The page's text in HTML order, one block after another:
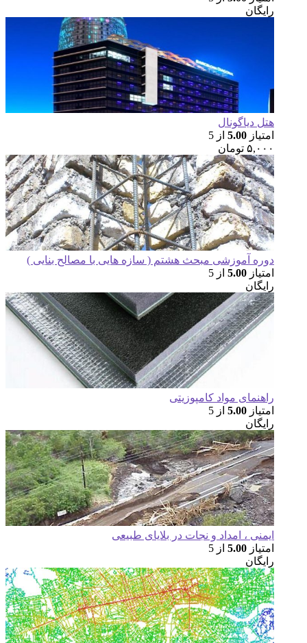
دیاگونال
5.00از 5
تومان
آموزشی مبحث هشتم ( سازه هایی با مصالح بنایی )
5.00از 5
مواد کامپوزیتی
5.00از 5
، امداد و نجات در بلایای طبیعی
5.00از 5